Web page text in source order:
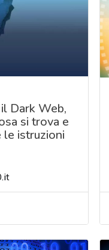
Dark Web,
si trova e
le istruzioni